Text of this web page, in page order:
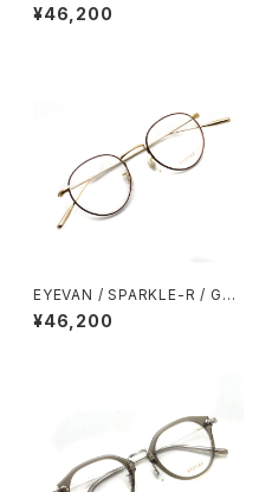
/ ECRU エクリュクリア メガネ
ボストンウェリントン クラウンパ
¥46,200
EYEVAN / SPARKLE-R / G-C
ゴールド-ブラウン セル巻き ボ
ストン ラウンドメタルフレーム
¥46,200